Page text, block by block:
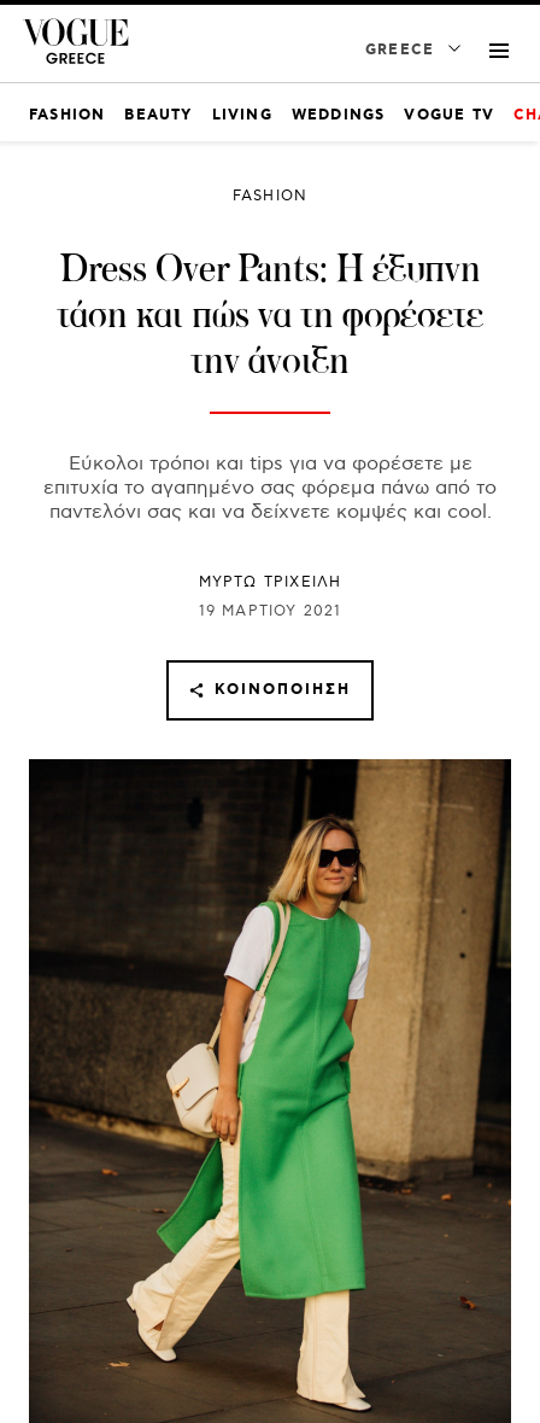
GREECE
FASHION BEAUTY LIVING WEDDINGS VOGUE TV
FASHION
Dress Over Pants: H έξυπνη
τάση και πώς να τη φορέσετε
την άνοιξη
Εύκολοι τρόποι και tips για να φορέσετε με
επιτυχία το αγαπημένο σας φόρεμα πάνω από το
παντελόνι σας και να δείχνετε κομψές και cool.
ΜΥΡΤΩ ΤΡΙΧΕΙΛΗ
19 ΜΑΡΤΊΟΥ 2021
ΚΟΙΝΟΠΟΊΗΣΗ